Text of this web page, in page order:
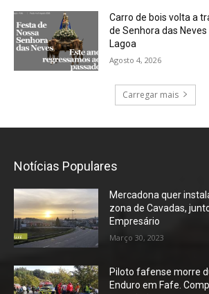
Carro de bois volta a
de Senhora das
Lagoa
Agosto 4, 2026
Carregar mais
Notícias Populares
Mercadona quer
zona de Cavadas,
Empresário
Março 30, 2023
Piloto fafense morre
Enduro em Fafe.